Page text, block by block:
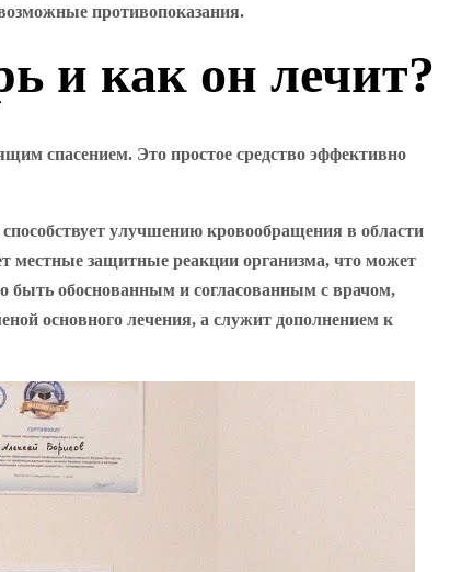
противопоказания.
и как он лечит?
спасением. Это простое средство эффективно
улучшению кровообращения в области
защитные реакции организма, что может
быть обоснованным и согласованным с врачом,
основного лечения, а служит дополнением к